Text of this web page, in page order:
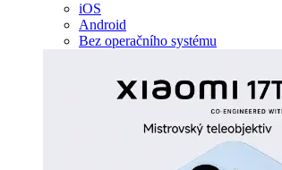
iOS
Android
Bez operačního systému